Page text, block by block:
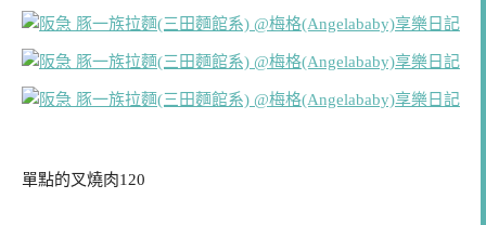
單點的叉燒肉120